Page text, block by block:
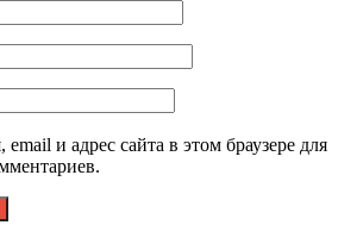
и адрес сайта в этом браузере для